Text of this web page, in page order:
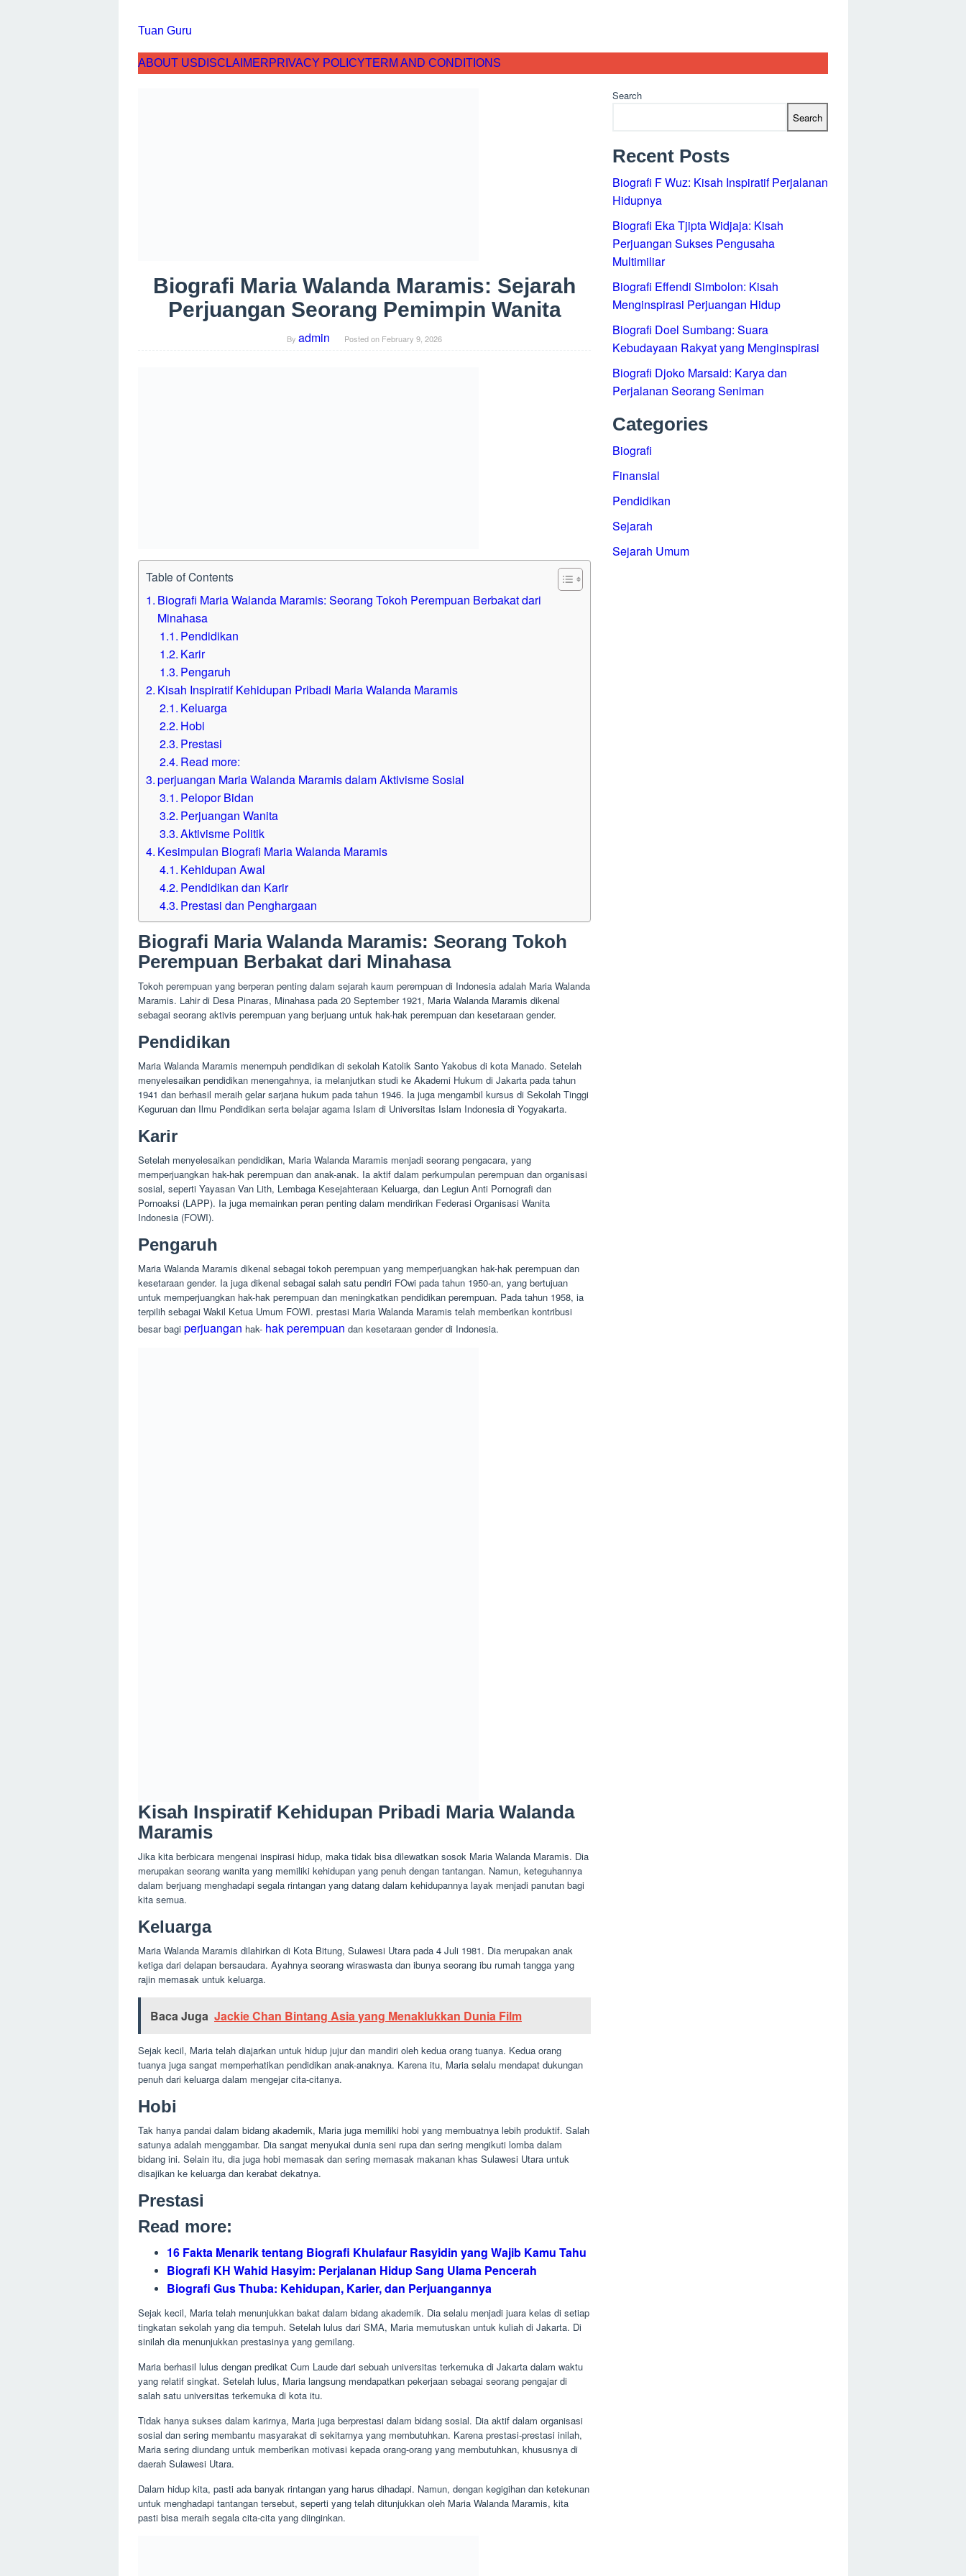
contentTuan Guru
ABOUT US DISCLAIMER PRIVACY POLICY TERM AND CONDITIONS
Biografi Maria Walanda Maramis: Sejarah
Perjuangan Seorang Pemimpin Wanita
Table of Contents
Biografi Maria Walanda Maramis: Seorang Tokoh Perempuan Berbakat dari Minahasa
Pendidikan
Karir
Kisah Inspiratif Kehidupan Pribadi Maria Walanda Maramis
Keluarga
Hobi
Prestasi
Read more:
perjuangan Maria Walanda Maramis dalam Aktivisme Sosial
Perjuangan Wanita
Aktivisme Politik
Kesimpulan Biografi Maria Walanda Maramis
Kehidupan Awal
Pendidikan dan Karir
Prestasi dan Penghargaan
Biografi Maria Walanda Maramis: Seorang Tokoh
Perempuan Berbakat dari Minahasa
Tokoh perempuan yang berperan penting dalam sejarah kaum perempuan di Indonesia adalah Maria Walanda
Maramis. Lahir di Desa Pinaras, Minahasa pada 20 September 1921, Maria Walanda Maramis dikenal
sebagai seorang aktivis perempuan yang berjuang untuk hak-hak perempuan dan kesetaraan gender.
Pendidikan
Maria Walanda Maramis menempuh pendidikan di sekolah Katolik Santo Yakobus di kota Manado. Setelah
menyelesaikan pendidikan menengahnya, ia melanjutkan studi ke Akademi Hukum di Jakarta pada tahun
1941 dan berhasil meraih gelar sarjana hukum pada tahun 1946. Ia juga mengambil kursus di Sekolah Tinggi
Keguruan dan Ilmu Pendidikan serta belajar agama Islam di Universitas Islam Indonesia di Yogyakarta.
Karir
Setelah menyelesaikan pendidikan, Maria Walanda Maramis menjadi seorang pengacara, yang
memperjuangkan hak-hak perempuan dan anak-anak. Ia aktif dalam perkumpulan perempuan dan organisasi
sosial, seperti Yayasan Van Lith, Lembaga Kesejahteraan Keluarga, dan Legiun Anti Pornografi dan
Pornoaksi (LAPP). Ia juga memainkan peran penting dalam mendirikan Federasi Organisasi Wanita
Indonesia (FOWI).
Pengaruh
Maria Walanda Maramis dikenal sebagai tokoh perempuan yang memperjuangkan hak-hak perempuan dan
kesetaraan gender. Ia juga dikenal sebagai salah satu pendiri FOwi pada tahun 1950-an, yang bertujuan
untuk memperjuangkan hak-hak perempuan dan meningkatkan pendidikan perempuan. Pada tahun 1958, ia
terpilih sebagai Wakil Ketua Umum FOWI. prestasi Maria Walanda Maramis telah memberikan kontribusi
besar bagi perjuangan
Keluarga
ketiga dari delapan bersaudara. Ayahnya seorang wiraswasta dan ibunya seorang ibu rumah tangga yang
rajin memasak untuk keluarga.
Sejak kecil, Maria telah diajarkan untuk hidup jujur dan mandiri oleh kedua orang tuanya. Kedua orang
tuanya juga sangat memperhatikan pendidikan anak-anaknya. Karena itu, Maria selalu mendapat dukungan
penuh dari keluarga dalam mengejar cita-citanya.
bidang ini. Selain itu, dia juga hobi memasak dan sering memasak makanan khas Sulawesi Utara untuk
disajikan ke keluarga dan kerabat dekatnya.
Prestasi
Read more:
16 Fakta Menarik tentang Biografi Khulafaur Rasyidin yang Wajib Kamu Tahu
Biografi KH Wahid Hasyim: Perjalanan Hidup Sang Ulama Pencerah
Biografi Gus Thuba: Kehidupan, Karier, dan Perjuangannya
Sejak kecil, Maria telah menunjukkan bakat dalam bidang akademik. Dia selalu menjadi juara kelas di setiap
sinilah dia menunjukkan prestasinya yang gemilang.
Maria berhasil lulus dengan predikat Cum Laude dari sebuah universitas terkemuka di Jakarta dalam waktu
yang relatif singkat. Setelah lulus, Maria langsung mendapatkan pekerjaan sebagai seorang pengajar di
salah satu universitas terkemuka di kota itu.
Tidak hanya sukses dalam karirnya, Maria juga berprestasi dalam bidang sosial. Dia aktif dalam organisasi
sosial dan sering membantu masyarakat di sekitarnya yang membutuhkan. Karena prestasi-prestasi inilah,
Maria sering diundang untuk memberikan motivasi kepada orang-orang yang membutuhkan, khususnya di
daerah Sulawesi Utara.
Dalam hidup kita, pasti ada banyak rintangan yang harus dihadapi. Namun, dengan kegigihan dan ketekunan
untuk menghadapi tantangan tersebut, seperti yang telah ditunjukkan oleh Maria Walanda Maramis, kita
Search
Biografi F Wuz: Kisah Inspiratif Perjalanan
Hidupnya
Biografi Eka Tjipta Widjaja: Kisah Perjuangan
Sukses Pengusaha Multimiliar
Biografi Effendi Simbolon: Kisah Menginspirasi
Perjuangan Hidup
Biografi Doel Sumbang: Suara Kebudayaan Rakyat
Biografi Djoko Marsaid: Karya dan Perjalanan
Seorang Seniman
Categories
Finansial
Pendidikan
Sejarah
Sejarah Umum